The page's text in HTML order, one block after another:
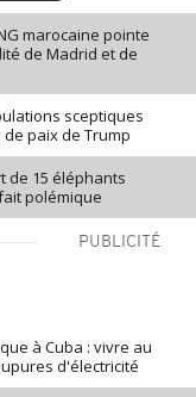
marocaine pointe
de Madrid et de
sceptiques
paix de Trump
de 15 éléphants
polémique
PUBLICITÉ
à Cuba : vivre au
d'électricité